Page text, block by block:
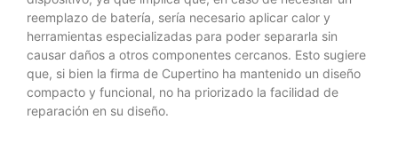
reemplazo de batería, sería necesario aplicar calor y
herramientas especializadas para poder separarla sin
causar daños a otros componentes cercanos. Esto sugiere
que, si bien la firma de Cupertino ha mantenido un diseño
compacto y funcional, no ha priorizado la facilidad de
reparación en su diseño.